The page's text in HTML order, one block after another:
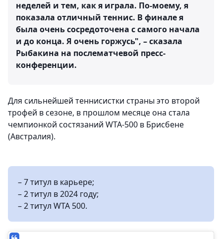
неделей и тем, как я играла. По-моему, я
показала отличный теннис. В финале я
была очень сосредоточена с самого начала
и до конца. Я очень горжусь", – сказала
Рыбакина на послематчевой пресс-
конференции.
Для сильнейшей теннисистки страны это второй
трофей в сезоне, в прошлом месяце она стала
чемпионкой состязаний WTA-500 в Брисбене
(Австралия).
– 7 титул в карьере;
– 2 титул в 2024 году;
– 2 титул WTA 500.